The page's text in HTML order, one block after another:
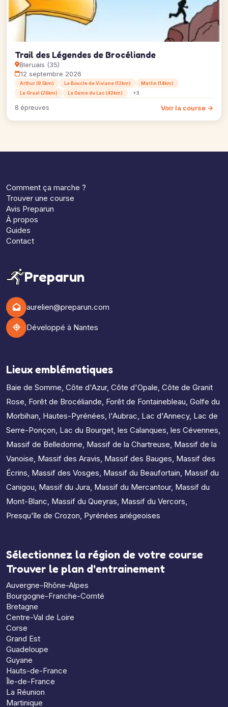
Trail des Légendes de Brocéliande
Bleruais (35)
12 septembre 2026
Arthur (8.5km) La Boucle de Viviane (12km)
Merlin (14km)
Le Graal (26km)
La Dame du Lac (42km) +3
8 épreuves Voir la course →
Comment ça marche ?
Trouver une course
Avis Preparun
À propos
Guides
Contact
Preparun
aurelien@preparun.com
Développé à Nantes
Lieux emblématiques
Baie de Somme, Côte d'Azur, Côte d'Opale, Côte de Granit
Rose, Forêt de Brocéliande, Forêt de Fontainebleau, Golfe du
Morbihan, Hautes-Pyrénées, l'Aubrac, Lac d'Annecy, Lac de
Serre-Ponçon, Lac du Bourget, les Calanques, les Cévennes,
Massif de Belledonne, Massif de la Chartreuse, Massif de la
Vanoise, Massif des Aravis, Massif des Bauges, Massif des
Écrins, Massif des Vosges, Massif du Beaufortain, Massif du
Canigou, Massif du Jura, Massif du Mercantour, Massif du
Mont-Blanc, Massif du Queyras, Massif du Vercors,
Presqu'île de Crozon, Pyrénées ariégeoises
Sélectionnez la région de votre course
Trouver le plan d'entrainement
Auvergne-Rhône-Alpes
Bourgogne-Franche-Comté
Bretagne
Centre-Val de Loire
Corse
Grand Est
Guadeloupe
Guyane
Hauts-de-France
Île-de-France
La Réunion
Martinique